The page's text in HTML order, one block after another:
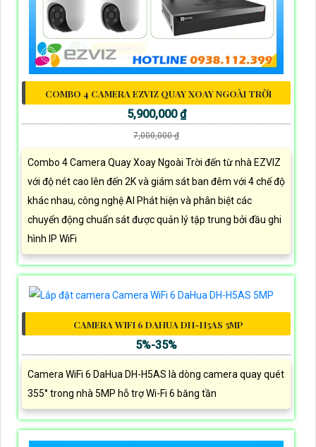
COMBO 4 CAMERA EZVIZ QUAY XOAY NGOÀI TRỜI
5,900,000 ₫
7,000,000 ₫
Combo 4 Camera Quay Xoay Ngoài Trời đến từ nhà EZVIZ
với độ nét cao lên đến 2K và giám sát ban đêm với 4 chế độ
khác nhau, công nghệ AI Phát hiện và phân biệt các
chuyển động chuẩn sát được quản lý tập trung bởi đầu ghi
hình IP WiFi
CAMERA WIFI 6 DAHUA DH-H5AS 5MP
5%-35%
Camera WiFi 6 DaHua DH-H5AS là dòng camera quay quét
355° trong nhà 5MP hỗ trợ Wi-Fi 6 băng tần